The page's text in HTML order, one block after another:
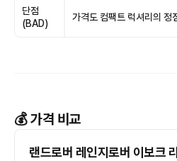
단점
(BAD)
가격도 컴팩트 럭셔리의 정
💰 가격 비교
랜드로버 레인지로버 이보크